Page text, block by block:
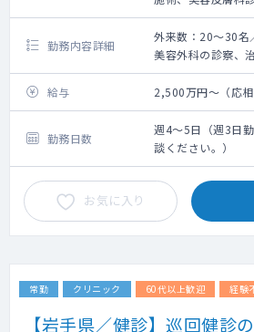
勤務内容詳細
外来数：20～30名
美容外科の診察、
療等のご勤務です
※近隣の他クリニ
（免除を希望の場
※完全予約制。専
ております。
■美容外科：
脂肪注入、上眼瞼
小完全内側法、フ
二重まぶた切開法
■勤務内容
ます。
給与 2,500万円～（応相
勤務日数
週4～5日（週3日
談ください。）
お気に入り
常勤 クリニック 60代以上歓迎 経験
【岩手県／健診】巡回健診